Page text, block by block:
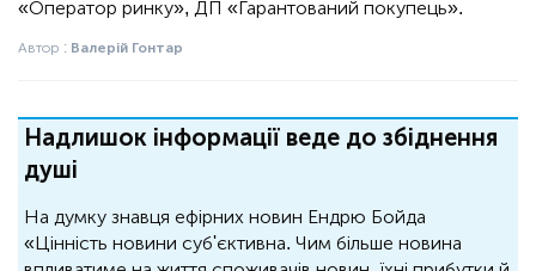
«Оператор ринку», ДП «Гарантований покупець».
Автор : Валерій Гонтар
Надлишок інформації веде до збіднення
душі
На думку знавця ефірних новин Ендрю Бойда
«Цінність новини суб'єктивна. Чим більше новина